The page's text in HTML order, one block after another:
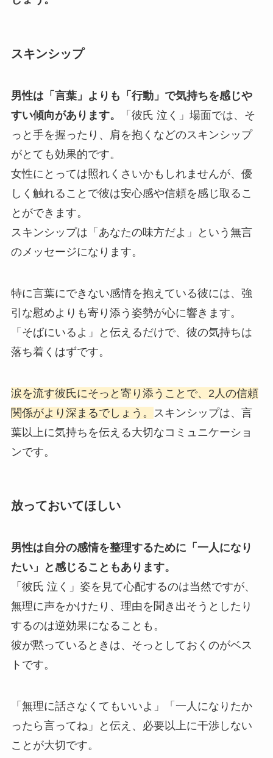
スキンシップ
男性は「言葉」よりも「行動」で気持ちを感じや
すい傾向があります。
「彼氏 泣く」場面では、そ
っと手を握ったり、肩を抱くなどのスキンシップ
がとても効果的です。
女性にとっては照れくさいかもしれませんが、優
しく触れることで彼は安心感や信頼を感じ取るこ
とができます。
スキンシップは「あなたの味方だよ」という無言
のメッセージになります。
特に言葉にできない感情を抱えている彼には、強
引な慰めよりも寄り添う姿勢が心に響きます。
「そばにいるよ」と伝えるだけで、彼の気持ちは
落ち着くはずです。
涙を流す彼氏にそっと寄り添うことで、2人の信頼
関係がより深まるでしょう。
スキンシップは、言
葉以上に気持ちを伝える大切なコミュニケーショ
ンです。
放っておいてほしい
男性は自分の感情を整理するために「一人になり
たい」と感じることもあります。
「彼氏 泣く」姿を見て心配するのは当然ですが、
無理に声をかけたり、理由を聞き出そうとしたり
するのは逆効果になることも。
彼が黙っているときは、そっとしておくのがベス
トです。
「無理に話さなくてもいいよ」「一人になりたか
ったら言ってね」と伝え、必要以上に干渉しない
ことが大切です。